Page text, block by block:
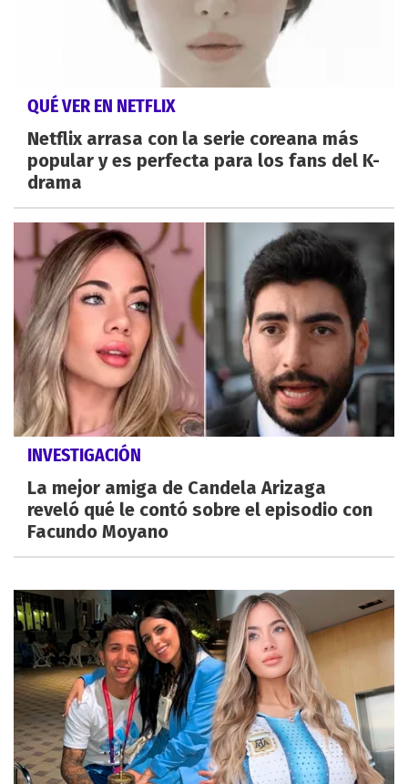
QUÉ VER EN NETFLIX
Netflix arrasa con la serie coreana más
popular y es perfecta para los fans del K-
drama
INVESTIGACIÓN
La mejor amiga de Candela Arizaga
reveló qué le contó sobre el episodio con
Facundo Moyano